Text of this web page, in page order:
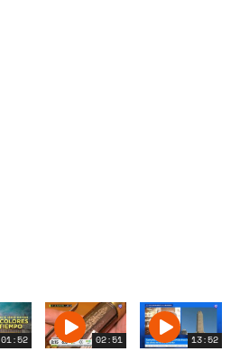
01:52 02:51 13:52